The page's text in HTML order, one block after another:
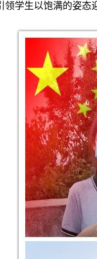
领学生以饱满的姿态